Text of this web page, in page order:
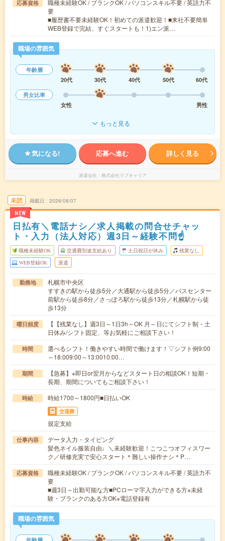
応募資格
職種未経験OK / ブランクOK / パソコンスキル不要 / 英語力不
要
■履歴書不要未経験OK！初めての派遣歓迎！■来社不要簡単
WEB登録で完結、すぐスタートも！1)エン派…
職場の雰囲気
年齢層
20代
30代 40代 50代
60代
男女比率
女性
男性
もっと見る
気になる! 応募へ進む 詳しく見る
派遣会社 株式会社ラブキャリア
未読
NEW
掲載日 2026/08/07
日払有＼電話ナシ／求人掲載の問合せチャッ
ト・入力（法人対応）週3日～経験不問☝
職種未経験OK 交通費別途支給あり 土日祝日が休み 残業なし
WEB登録OK 派遣
勤務地
札幌市中央区
すすきの駅から徒歩5分／大通駅から徒歩5分／バスセンター
前駅から徒歩8分／さっぽろ駅から徒歩13分／札幌駅から徒
歩13分
曜日頻度
【【残業なし】週3日～1日3h～OK 月～日にてシフト制・土
日休み/シフト固定、等お気軽にご相談下さい！
時間
選べるシフト！働きやすい時間で働けます！▽シフト例9:00
～18:009:00～13:0010:00…
期間
【急募】※即日or翌月からなどスタート日の相談OK！短期・
長期、期間についてもご相談下さい！
時給 時給1700～1800円■日払いOK
交通費
規定支給
仕事内容
データ入力・タイピング
髪色ネイル服装自由♩＼未経験歓迎！こつこつオフィスワー
ク／研修充実で安心スタート＊難しい操作ナシ＊P…
応募資格
職種未経験OK / ブランクOK / パソコンスキル不要 / 英語力不
要
■週3日～出勤可能な方■PCローマ字入力ができる方※未経
験・ブランクのある方OK※電話登録有
職場の雰囲気